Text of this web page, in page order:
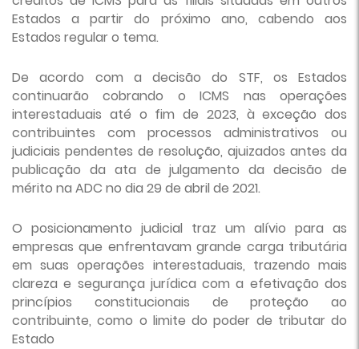
Estados a partir do próximo ano, cabendo aos
Estados regular o tema.
De acordo com a decisão do STF, os Estados
continuarão cobrando o ICMS nas operações
interestaduais até o fim de 2023, à exceção dos
contribuintes com processos administrativos ou
judiciais pendentes de resolução, ajuizados antes da
publicação da ata de julgamento da decisão de
mérito na ADC no dia 29 de abril de 2021.
O posicionamento judicial traz um alívio para as
empresas que enfrentavam grande carga tributária
em suas operações interestaduais, trazendo mais
clareza e segurança jurídica com a efetivação dos
princípios constitucionais de proteção ao
contribuinte, como o limite do poder de tributar do
Estado